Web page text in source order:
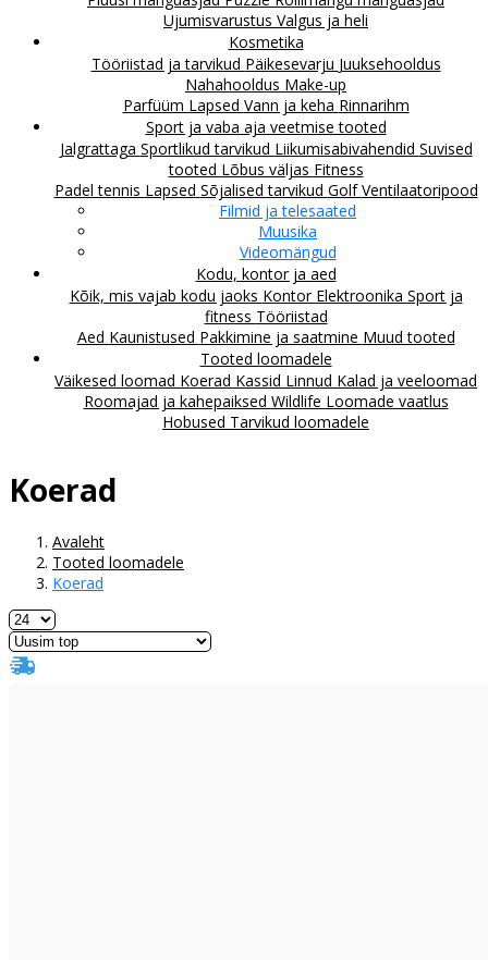
Ujumisvarustus Valgus ja heli
Kosmetika
Tööriistad ja tarvikud Päikesevarju Juuksehooldus
Nahahooldus Make-up
Parfüüm Lapsed Vann ja keha Rinnarihm
Sport ja vaba aja veetmise tooted
Jalgrattaga Sportlikud tarvikud Liikumisabivahendid Suvised
tooted Lõbus väljas Fitness
Padel tennis Lapsed Sõjalised tarvikud GolfVentilaatoripood
Filmid ja telesaated
Muusika
Videomängud
Kodu, kontor ja aed
Kõik, mis vajab kodu jaoks Kontor Elektroonika Sport ja
fitness Tööriistad
Aed Kaunistused Pakkimine ja saatmine Muud tooted
Tooted loomadele
Väikesed loomad Koerad Kassid Linnud Kalad ja veeloomad
Roomajad ja kahepaiksed Wildlife Loomade vaatlus
Hobused Tarvikud loomadele
Koerad
Avaleht
Tooted loomadele
Koerad